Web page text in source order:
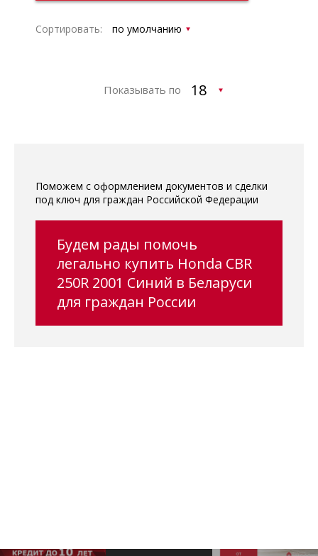
Сортировать:
Показывать по
Поможем с оформлением документов и сделки
под ключ для граждан Российской Федерации
Будем рады помочь
легально купить Honda CBR
250R 2001 Синий в Беларуси
для граждан России